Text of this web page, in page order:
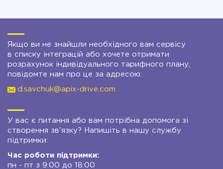
Якщо ви не знайшли необхідного вам сервісу
в списку інтеграцій або хочете отримати
розрахунок індивідуального тарифного плану,
повідомте нам про це за адресою:
d.savchuk@apix-drive.com
У вас є питання або вам потрібна допомога зі
створення зв'язку? Напишіть в нашу службу
підтримки:
Час роботи підтримки:
пн - пт з 9:00 до 18:00